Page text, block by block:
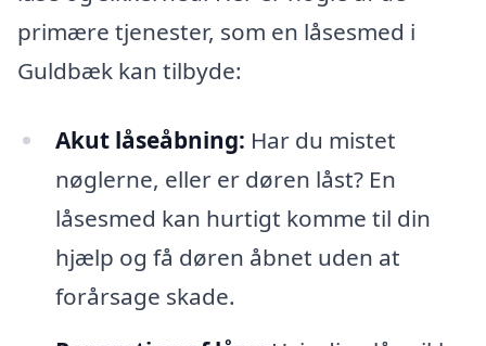
primære tjenester, som en låsesmed i
Guldbæk kan tilbyde:
Akut låseåbning: Har du mistet
nøglerne, eller er døren låst? En
låsesmed kan hurtigt komme til din
hjælp og få døren åbnet uden at
forårsage skade.